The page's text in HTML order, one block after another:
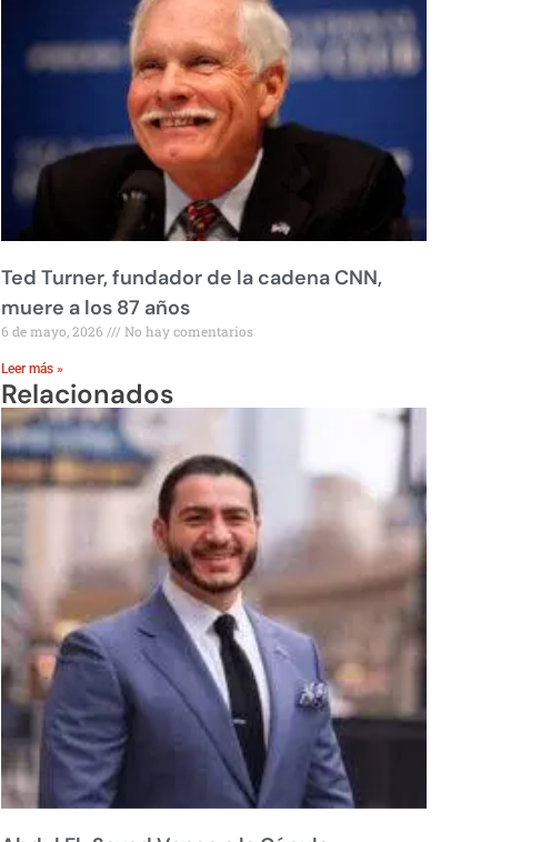
Ted Turner, fundador de la cadena CNN,
muere a los 87 años
6 de mayo, 2026 No hay comentarios
Leer más »
Relacionados